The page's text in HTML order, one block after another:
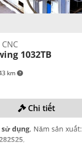
km
1032TB
Chi tiết
dụng, Năm sản xuất:
,